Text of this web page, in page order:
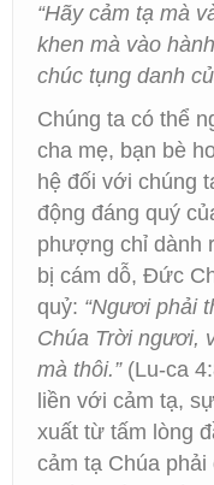
“Hãy cảm tạ mà
khen mà vào
chúc tụng danh
Chúng ta có thể
cha mẹ, bạn bè
hệ đối với chúng
động đáng quý
phượng chỉ dành
bị cám dỗ, Đức
quỷ: “Ngươi phải
Chúa Trời ngươi,
mà thôi.”(Lu-ca
liền với cảm tạ,
xuất từ tấm lòng
cảm tạ Chúa